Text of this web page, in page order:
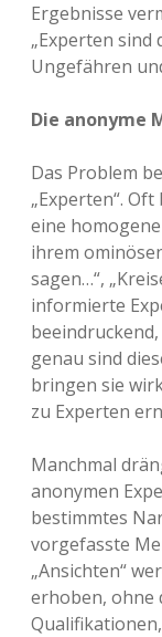
Ergebnisse
„Experten sind
Ungefähren
Die anonyme
Das Problem
„Experten“.
eine
ihrem
sagen…“,
informierte
genau sind
bringen sie
zu Experten
Manchmal
anonymen
bestimmtes
vorgefasste
„Ansichten“
erhoben, ohne